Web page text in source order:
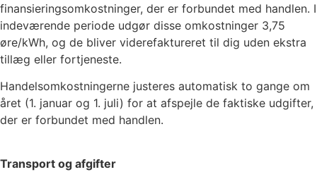
finansieringsomkostninger, der er forbundet med handlen. I
indeværende periode udgør disse omkostninger 3,75
øre/kWh, og de bliver viderefaktureret til dig uden ekstra
tillæg eller fortjeneste.
Handelsomkostningerne justeres automatisk to gange om
året (1. januar og 1. juli) for at afspejle de faktiske udgifter,
der er forbundet med handlen.
Transport og afgifter